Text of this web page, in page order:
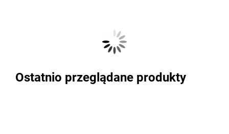
Ostatnio przeglądane produkty